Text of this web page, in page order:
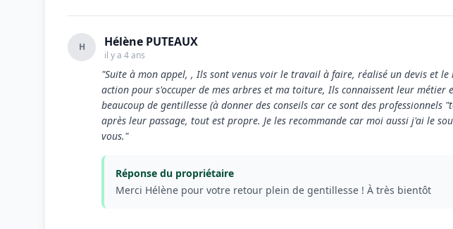
H Hélène PUTEAUX
il y a 4 ans
"Suite à mon appel, , Ils sont venus voir le travail à faire, réalisé un devis et
action pour s'occuper de mes arbres et ma toiture, Ils connaissent leur métier
beaucoup de gentillesse (à donner des conseils car ce sont des
après leur passage, tout est propre. Je les recommande car moi aussi j'ai le
vous."
Réponse du propriétaire
Merci Hélène pour votre retour plein de gentillesse ! À très bientôt